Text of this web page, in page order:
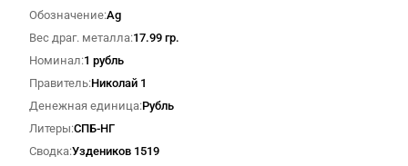
Обозначение Ag
Вес драг. металла 17.99 гр.
Номинал 1 рубль
Правитель Николай 1
Денежная единица Рубль
Литеры СПБ-НГ
Сводка Уздеников 1519